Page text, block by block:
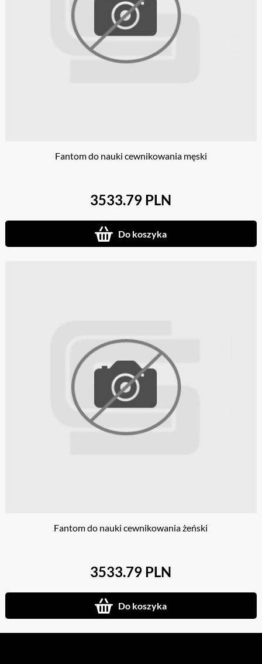
Fantom do nauki cewnikowania męski
3533.79 PLN
Do koszyka
Fantom do nauki cewnikowania żeński
3533.79 PLN
Do koszyka